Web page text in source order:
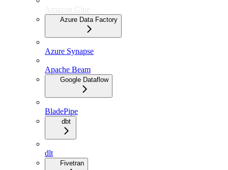
Amazon Glue
Azure Data Factory
Azure Synapse
Apache Beam
Google Dataflow
BladePipe
dbt
dlt
Fivetran